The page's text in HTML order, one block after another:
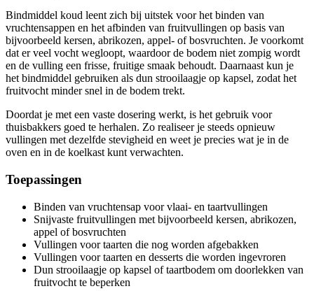
Bindmiddel koud leent zich bij uitstek voor het binden van
vruchtensappen en het afbinden van fruitvullingen op basis van
bijvoorbeeld kersen, abrikozen, appel- of bosvruchten. Je voorkomt
dat er veel vocht wegloopt, waardoor de bodem niet zompig wordt
en de vulling een frisse, fruitige smaak behoudt. Daarnaast kun je
het bindmiddel gebruiken als dun strooilaagje op kapsel, zodat het
fruitvocht minder snel in de bodem trekt.
Doordat je met een vaste dosering werkt, is het gebruik voor
thuisbakkers goed te herhalen. Zo realiseer je steeds opnieuw
vullingen met dezelfde stevigheid en weet je precies wat je in de
oven en in de koelkast kunt verwachten.
Toepassingen
Binden van vruchtensap voor vlaai- en taartvullingen
Snijvaste fruitvullingen met bijvoorbeeld kersen, abrikozen,
appel of bosvruchten
Vullingen voor taarten die nog worden afgebakken
Vullingen voor taarten en desserts die worden ingevroren
Dun strooilaagje op kapsel of taartbodem om doorlekken van
fruitvocht te beperken